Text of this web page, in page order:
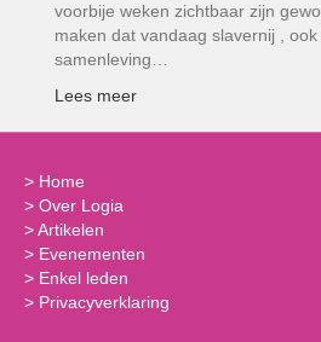
voorbije weken zichtbaar zijn
maken dat vandaag slavernij ,
samenleving…
Lees meer
> Home
> Over Logia
>Artikelen
> Evenementen
> Enkel leden
> Privacyverklaring